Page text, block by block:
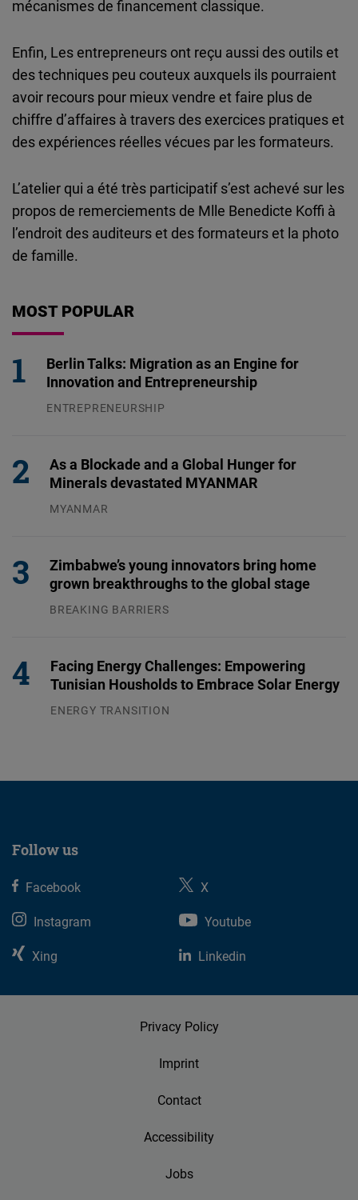
mécanismes de financement classique.
Enfin, Les entrepreneurs ont reçu aussi des outils et
des techniques peu couteux auxquels ils pourraient
avoir recours pour mieux vendre et faire plus de
chiffre d’affaires à travers des exercices pratiques et
des expériences réelles vécues par les formateurs.
L’atelier qui a été très participatif s’est achevé sur les
propos de remerciements de Mlle Benedicte Koffi à
l’endroit des auditeurs et des formateurs et la photo
de famille.
MOST POPULAR
Berlin Talks: Migration as an Engine for
Innovation and Entrepreneurship
ENTREPRENEURSHIP
As a Blockade and a Global Hunger for
Minerals devastated MYANMAR
MYANMAR
Zimbabwe’s young innovators bring home
grown breakthroughs to the global stage
BREAKING BARRIERS
Facing Energy Challenges: Empowering
Tunisian Housholds to Embrace Solar Energy
ENERGY TRANSITION
Follow us
Facebook
X
Instagram
Youtube
Xing
Linkedin
Privacy Policy
Imprint
Contact
Accessibility
Jobs